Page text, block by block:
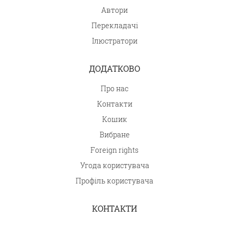
Автори
Перекладачі
Ілюстратори
ДОДАТКОВО
Про нас
Контакти
Кошик
Вибране
Foreign rights
Угода користувача
Профіль користувача
КОНТАКТИ